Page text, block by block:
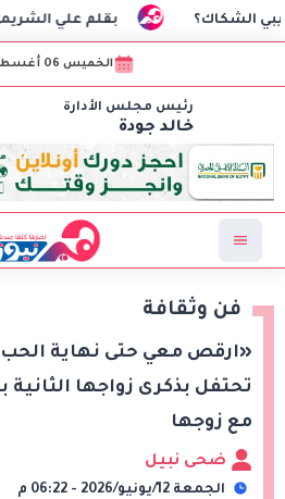
بقلم علي الشريمي: الفعالية
الخميس 06 أغسطس 2026
رئيس مجلس الأدارة
خالد جودة
فن وثقافة
«ارقص معي حتى نهاية
تحتفل بذكرى زواجها
مع زوجها
ضحى نبيل
الجمعة 12/يونيو/2026 - 06:22 م